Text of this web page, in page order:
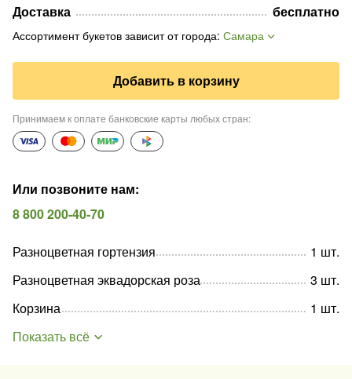
Доставка бесплатно
Ассортимент букетов зависит от города: Самара
Добавить в корзину
Принимаем к оплате банковские карты любых стран:
Или позвоните нам:
8 800 200-40-70
Разноцветная гортензия 1 шт.
Разноцветная эквадорская роза
3 шт.
Корзина
1 шт.
Показать всё